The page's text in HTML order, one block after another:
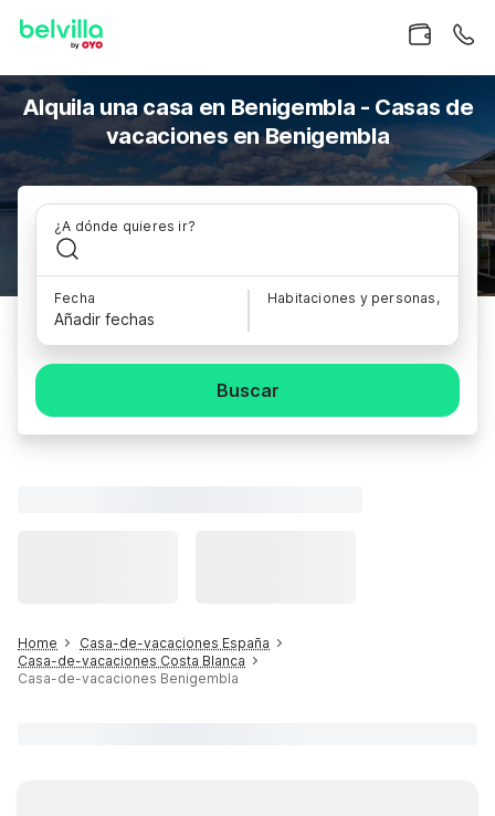
Alquila una casa en Benigembla - Casas de
vacaciones en Benigembla
¿A dónde quieres ir?
Fecha
Añadir fechas
Habitaciones y personas,
Buscar
Home
Casa-de-vacaciones España
Casa-de-vacaciones Costa Blanca
Casa-de-vacaciones Benigembla